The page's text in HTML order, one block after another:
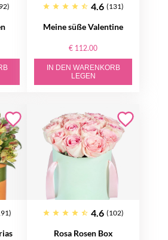
4.6 (131)
Meine süße Valentine
€ 112.00
IN DEN WARENKORB
LEGEN
4.6 (102)
Rosa Rosen Box